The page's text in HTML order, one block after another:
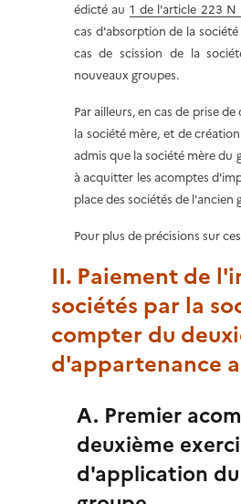
édicté au 1 de l'article 223 N
cas d'absorption de la
cas de scission de la
nouveaux groupes.
Par ailleurs, en cas de prise
la société mère, et de
admis que la société mère du
à acquitter les acomptes
place des sociétés de l'ancien
Pour plus de précisions sur
II. Paiement de
sociétés par la
compter du
d'appartenance
A. Premier
deuxième
d'application